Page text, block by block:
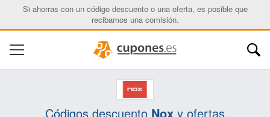
Si ahorras con un código descuento o una oferta, es posible que
recibamos una comisión.
Códigos descuento Nox y ofertas